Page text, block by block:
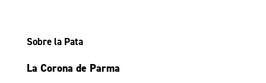
Sobre la Pata
La Corona de Parma